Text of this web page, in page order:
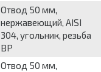
Отвод 50 мм,
нержавеющий, AISI
304, угольник, резьба
ВР
Отвод 50 мм,